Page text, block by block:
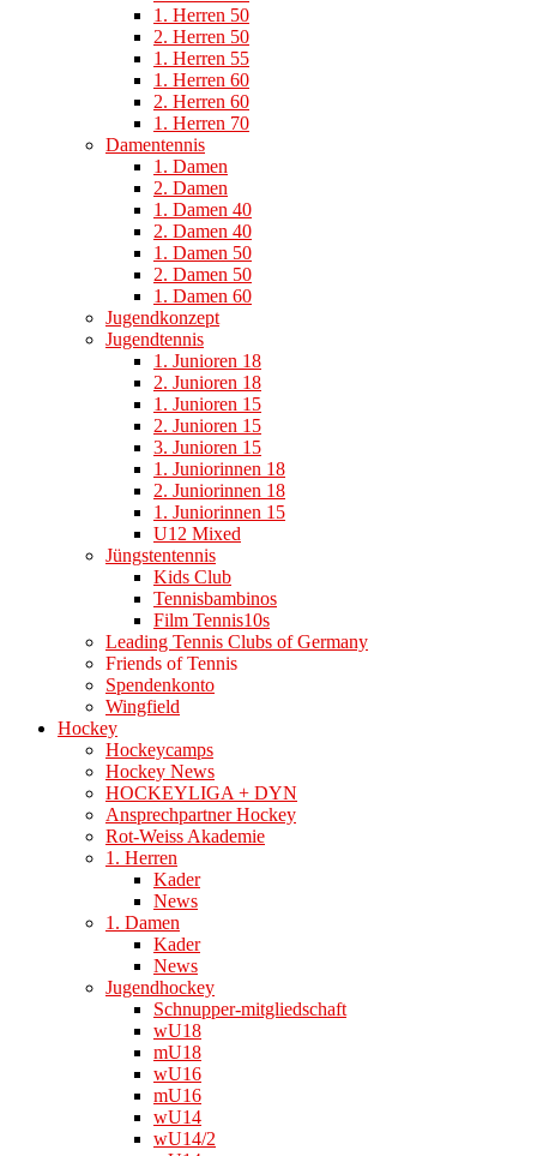
1. Herren 50
2. Herren 50
1. Herren 55
1. Herren 60
2. Herren 60
1. Herren 70
Damentennis
1. Damen
2. Damen
1. Damen 40
2. Damen 40
1. Damen 50
2. Damen 50
1. Damen 60
Jugendkonzept
Jugendtennis
1. Junioren 18
2. Junioren 18
1. Junioren 15
2. Junioren 15
3. Junioren 15
1. Juniorinnen 18
2. Juniorinnen 18
1. Juniorinnen 15
U12 Mixed
Jüngstentennis
Kids Club
Tennisbambinos
Film Tennis10s
Leading Tennis Clubs of Germany
Friends of Tennis
Spendenkonto
Wingfield
Hockey
Hockeycamps
Hockey News
HOCKEYLIGA + DYN
Ansprechpartner Hockey
Rot-Weiss Akademie
1. Herren
Kader
News
1. Damen
Kader
News
Jugendhockey
Schnupper-mitgliedschaft
wU18
mU18
wU16
mU16
wU14
wU14/2